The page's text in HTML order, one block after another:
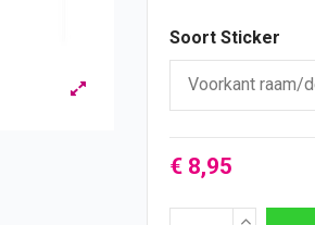
Soort Sticker
€ 8,95